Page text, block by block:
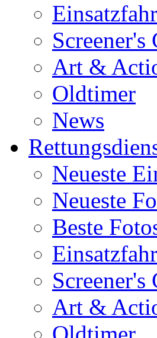
Screener's
Art &
Oldtimer
News
Neueste
Neueste
Beste
Screener's
Art &